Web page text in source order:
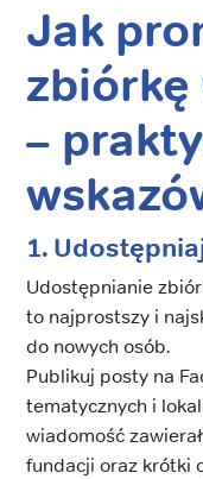
Jak
–
1.
Udostępnianie
to najprostszy i
do nowych osób.
Publikuj posty na
tematycznych i
wiadomość
fundacji oraz krótki